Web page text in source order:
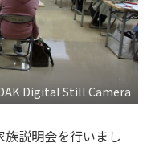
Digital Still Camera
説明会を行いまし